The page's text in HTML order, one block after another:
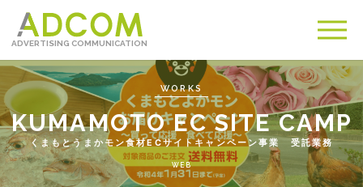
ADVERTISING COMMUNICATION
ニュ
WORKS
くまもとうまかモン食材ECサイトキャンペーン事業 受託業務
WEB